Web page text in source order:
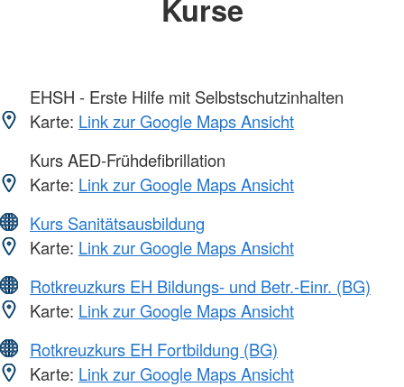
Kurse
EHSH - Erste Hilfe mit Selbstschutzinhalten
Karte: Link zur Google Maps Ansicht
Kurs AED-Frühdefibrillation
Karte: Link zur Google Maps Ansicht
Kurs Sanitätsausbildung
Karte: Link zur Google Maps Ansicht
Rotkreuzkurs EH Bildungs- und Betr.-Einr. (BG)
Karte: Link zur Google Maps Ansicht
Rotkreuzkurs EH Fortbildung (BG)
Karte: Link zur Google Maps Ansicht